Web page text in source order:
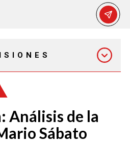
12:30 PM
Análisis de la
Sábato